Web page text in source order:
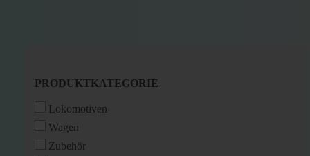
PRODUKTKATEGORIE
PRODUKTKATEGORIE
Lokomotiven
Wagen
Zubehör